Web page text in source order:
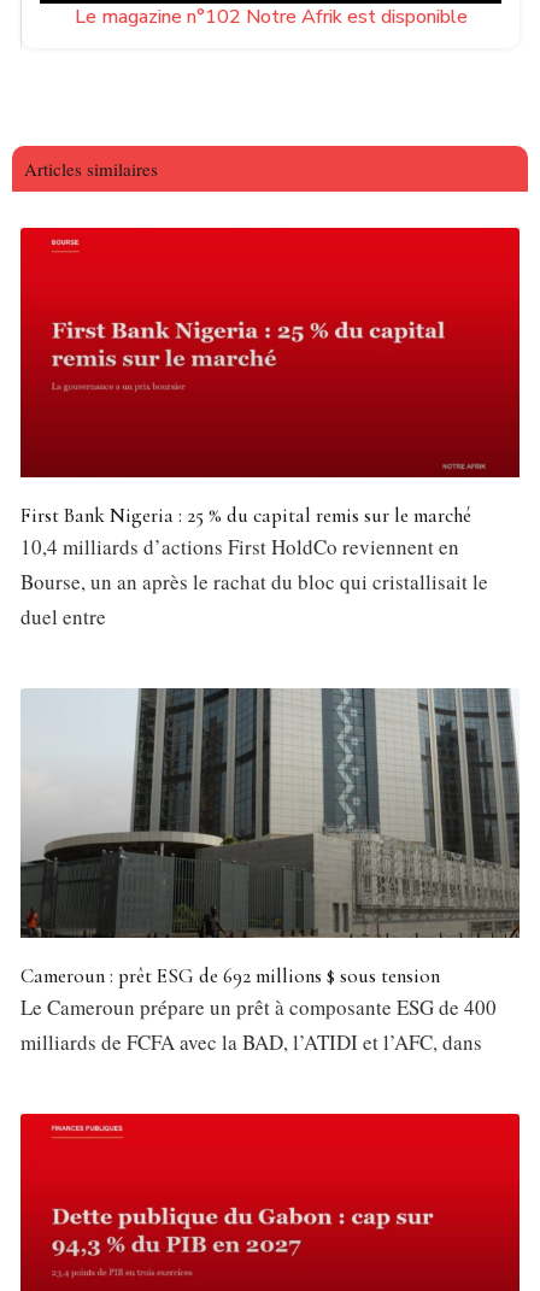
Le magazine n°102 Notre Afrik est disponible
Articles similaires
First Bank Nigeria : 25 % du capital remis sur le marché
10,4 milliards d’actions First HoldCo reviennent en
Bourse, un an après le rachat du bloc qui cristallisait le
duel entre
Cameroun : prêt ESG de 692 millions $ sous tension
Le Cameroun prépare un prêt à composante ESG de 400
milliards de FCFA avec la BAD, l’ATIDI et l’AFC, dans